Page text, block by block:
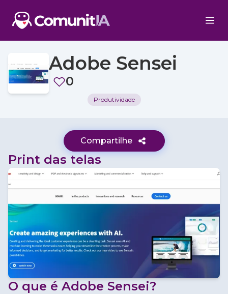
Adobe Sensei
0
Produtividade
Compartilhe
Print das telas
O que é Adobe Sensei?